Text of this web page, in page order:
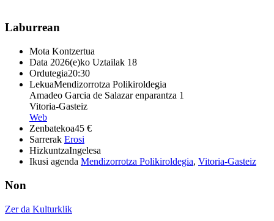
Laburrean
Mota Kontzertua
Data 2026(e)ko Uztailak 18
Ordutegia20:30
LekuaMendizorrotza Polikiroldegia
Amadeo Garcia de Salazar enparantza 1
Vitoria-Gasteiz
Web
Zenbatekoa45 €
Sarrerak Erosi
HizkuntzaIngelesa
Ikusi agenda Mendizorrotza Polikiroldegia, Vitoria-Gasteiz
Non
Zer da Kulturklik